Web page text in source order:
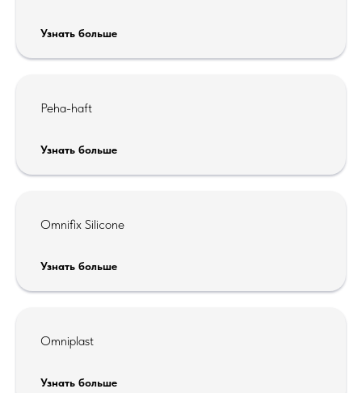
Узнать больше
Peha-haft
Узнать больше
Omnifix Silicone
Узнать больше
Omniplast
Узнать больше